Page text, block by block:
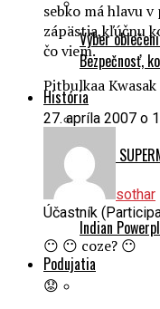
Výber
Bezpečnosť,
História
Ducati
Indian
Podujatia
sebko má hlavu
zápästia,kľúčnu
čo viem.
Pitbulkaa
27. apríla 2007 o
sothar
Účastník
😶 😶 coze? 😶
😟